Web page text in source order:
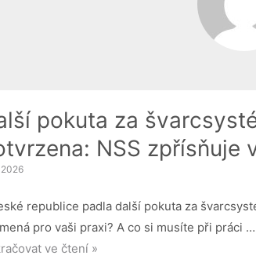
pokuta za
NSS zpřísňuje
republice padla další pokuta za
pro vaši praxi? A co si musíte při práci …
ve čtení »